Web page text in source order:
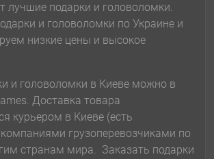
лучшие подарки и головоломки.
и головоломки по Украине и
низкие цены и высокое
и головоломки в Киеве можно в
Доставка товара
курьером в Киеве (есть
грузоперевозчиками по
странам мира. Заказать подарки